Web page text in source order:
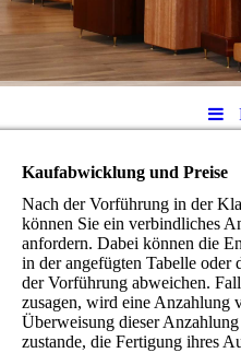
Kaufabwicklung und Preise
Nach der Vorführung in der
können Sie ein verbindliches
anfordern. Dabei können die
in der angefügten Tabelle oder
der Vorführung abweichen.
zusagen, wird eine Anzahlung
Überweisung dieser
zustande, die Fertigung ihres